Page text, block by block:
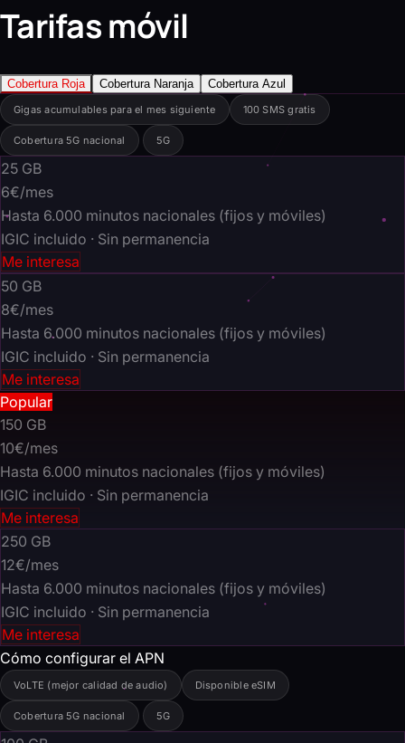
Tarifas móvil
Cobertura Roja Cobertura Naranja Cobertura Azul
Gigas acumulables para el mes siguiente 100 SMS gratis
Cobertura 5G nacional 5G
25 GB
6€/mes
Hasta 6.000 minutos nacionales (fijos y móviles)
IGIC incluido · Sin permanencia
Me interesa
50 GB
8€/mes
Hasta 6.000 minutos nacionales (fijos y móviles)
IGIC incluido · Sin permanencia
Me interesa
Popular
150 GB
10€/mes
Hasta 6.000 minutos nacionales (fijos y móviles)
IGIC incluido · Sin permanencia
Me interesa
250 GB
12€/mes
Hasta 6.000 minutos nacionales (fijos y móviles)
IGIC incluido · Sin permanencia
Me interesa
Cómo configurar el APN
VoLTE (mejor calidad de audio) Disponible eSIM
Cobertura 5G nacional 5G